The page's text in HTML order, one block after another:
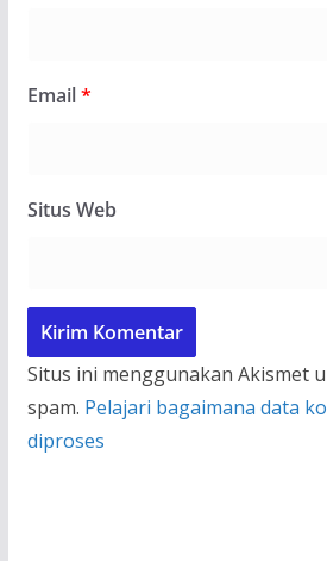
Email*
Situs Web
Situs ini menggunakan Akismet
spam. Pelajari bagaimana data
diproses